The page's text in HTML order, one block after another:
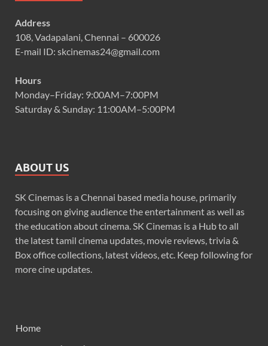
Address
108, Vadapalani, Chennai – 600026
E-mail ID: skcinemas24@gmail.com
Hours
Monday–Friday: 9:00AM–7:00PM
Saturday & Sunday: 11:00AM–5:00PM
ABOUT US
SK Cinemas is a Chennai based media house, primarily
focusing on giving audience the entertainment as well as
the education about cinema. SK Cinemas is a Hub to all
the latest tamil cinema updates, movie reviews, trivia &
Box office collections, latest videos, etc. Keep following for
more cine updates.
Home